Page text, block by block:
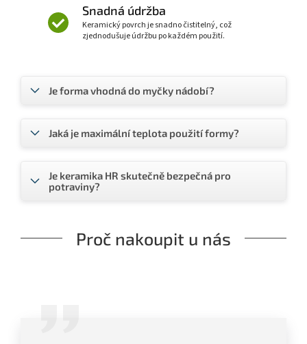
Snadná údržba
Keramický povrch je snadno čistitelný, což
zjednodušuje údržbu po každém použití.
Je forma vhodná do myčky nádobí?
Jaká je maximální teplota použití formy?
Je keramika HR skutečně bezpečná pro
potraviny?
Proč nakoupit u nás